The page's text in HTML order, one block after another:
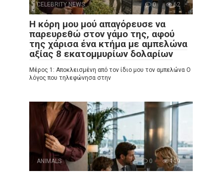
CELEBRITY NEWS 0 62
Η κόρη μου μού απαγόρευσε να
παρευρεθώ στον γάμο της, αφού
της χάρισα ένα κτήμα με αμπελώνα
αξίας 8 εκατομμυρίων δολαρίων
Μέρος 1: Αποκλεισμένη από τον ίδιο μου τον αμπελώνα Ο
λόγος που τηλεφώνησα στην
ANIMALS 0 119